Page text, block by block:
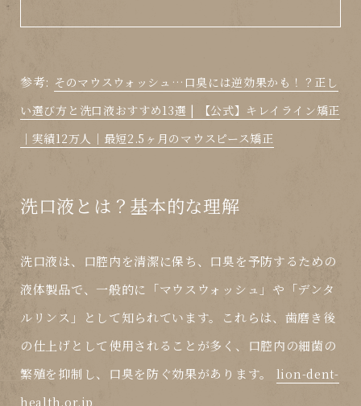
参考: そのマウスウォッシュ…口臭には逆効果かも！？正し
い選び方と洗口液おすすめ13選 | 【公式】キレイライン矯正
｜実績12万人｜最短2.5ヶ月のマウスピース矯正
洗口液とは？基本的な理解
洗口液は、口腔内を清潔に保ち、口臭を予防するための
液体製品で、一般的に「マウスウォッシュ」や「デンタ
ルリンス」として知られています。これらは、歯磨き後
の仕上げとして使用されることが多く、口腔内の細菌の
繁殖を抑制し、口臭を防ぐ効果があります。 lion-dent-
health.or.jp